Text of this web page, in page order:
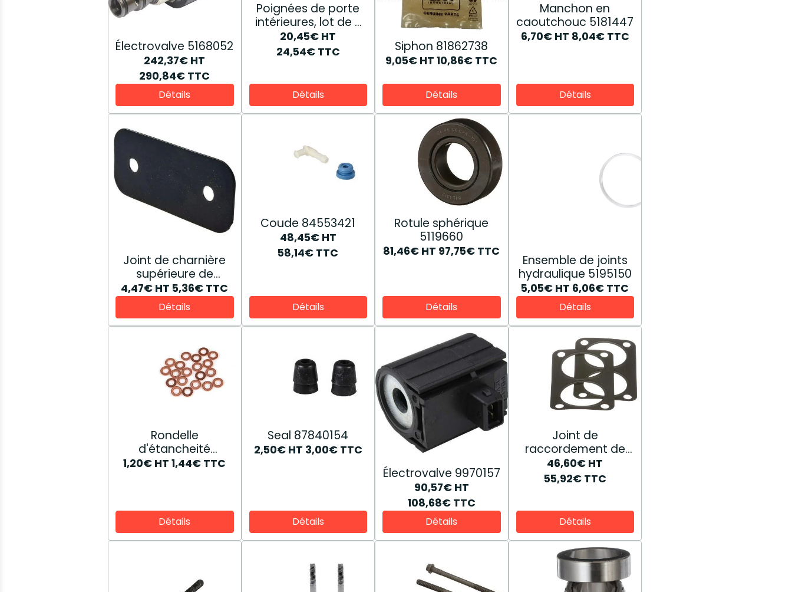
Électrovalve 5168052
242,37€ HT
290,84€ TTC
Détails
Poignées de porte
intérieures, lot de 2
82016406
20,45€ HT
24,54€ TTC
Détails
Siphon 81862738
9,05€ HT 10,86€ TTC
Détails
Manchon en
caoutchouc 5181447
6,70€ HT 8,04€ TTC
Détails
Joint de charnière
supérieure de
lunette arrière
81865253
4,47€ HT 5,36€ TTC
Détails
Coude 84553421
48,45€ HT
58,14€ TTC
Détails
Rotule sphérique
5119660
81,46€ HT 97,75€ TTC
Détails
Ensemble de joints
hydraulique 5195150
5,05€ HT 6,06€ TTC
Détails
Rondelle
d'étancheité
81873921
1,20€ HT 1,44€ TTC
Détails
Seal 87840154
2,50€ HT 3,00€ TTC
Détails
Électrovalve 9970157
90,57€ HT
108,68€ TTC
Détails
Joint de
raccordement de
sortie d’eau
87394472
46,60€ HT
55,92€ TTC
Détails